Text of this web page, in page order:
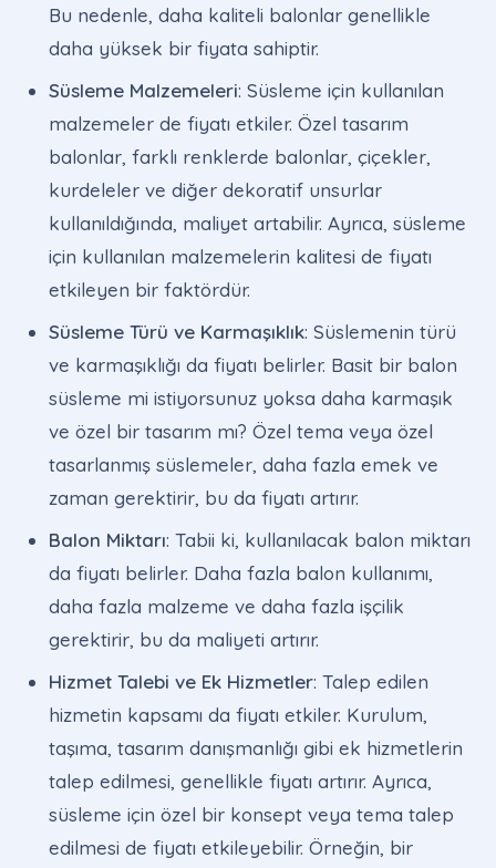
Bu nedenle, daha kaliteli balonlar genellikle
daha yüksek bir fiyata sahiptir.
Süsleme Malzemeleri: Süsleme için kullanılan
malzemeler de fiyatı etkiler. Özel tasarım
balonlar, farklı renklerde balonlar, çiçekler,
kurdeleler ve diğer dekoratif unsurlar
kullanıldığında, maliyet artabilir. Ayrıca, süsleme
için kullanılan malzemelerin kalitesi de fiyatı
etkileyen bir faktördür.
Süsleme Türü ve Karmaşıklık: Süslemenin türü
ve karmaşıklığı da fiyatı belirler. Basit bir balon
süsleme mi istiyorsunuz yoksa daha karmaşık
ve özel bir tasarım mı? Özel tema veya özel
tasarlanmış süslemeler, daha fazla emek ve
zaman gerektirir, bu da fiyatı artırır.
Balon Miktarı: Tabii ki, kullanılacak balon miktarı
da fiyatı belirler. Daha fazla balon kullanımı,
daha fazla malzeme ve daha fazla işçilik
gerektirir, bu da maliyeti artırır.
Hizmet Talebi ve Ek Hizmetler: Talep edilen
hizmetin kapsamı da fiyatı etkiler. Kurulum,
taşıma, tasarım danışmanlığı gibi ek hizmetlerin
talep edilmesi, genellikle fiyatı artırır. Ayrıca,
süsleme için özel bir konsept veya tema talep
edilmesi de fiyatı etkileyebilir. Örneğin, bir